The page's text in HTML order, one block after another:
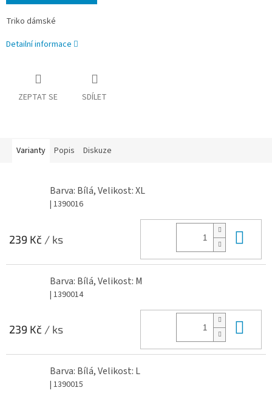
Triko dámské
Detailní informace
ZEPTAT SE SDÍLET
Varianty Popis Diskuze
Barva: Bílá, Velikost: XL
| 1390016
239 Kč / ks
Barva: Bílá, Velikost: M
| 1390014
239 Kč / ks
Barva: Bílá, Velikost: L
| 1390015